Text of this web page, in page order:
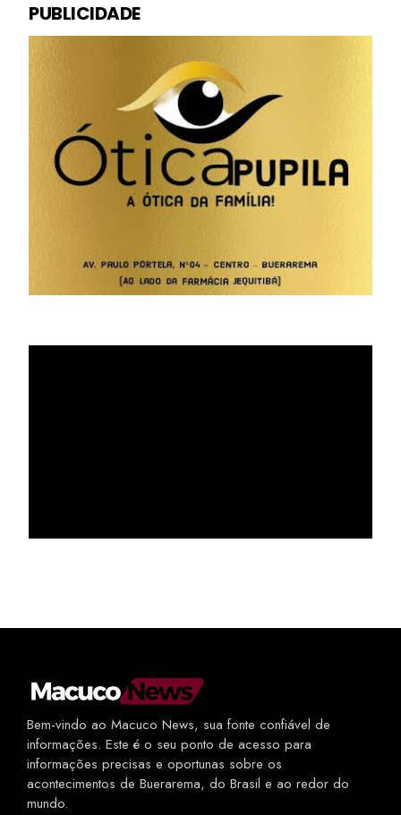
PUBLICIDADE
Bem-vindo ao Macuco News, sua fonte confiável de
informações. Este é o seu ponto de acesso para
informações precisas e oportunas sobre os
acontecimentos de Buerarema, do Brasil e ao redor do
mundo.